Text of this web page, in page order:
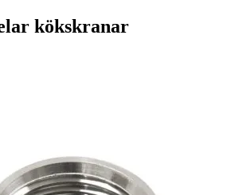
kökskranar